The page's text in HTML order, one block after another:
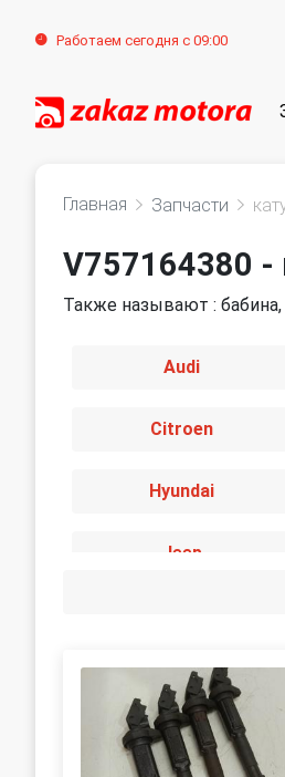
Работаем сегодня с 09:00
Главная Запчасти
V757164380 -
Также называют : бабина,
Audi
Citroen
Hyundai
Jeep
Opel
SEAT